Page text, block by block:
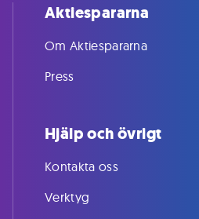
Aktiespararna
Om Aktiespararna
Press
Hjälp och övrigt
Kontakta oss
Verktyg